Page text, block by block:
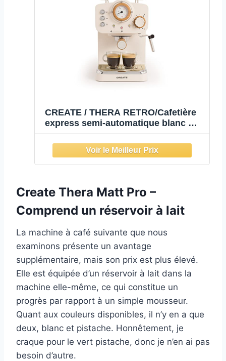
CREATE / THERA RETRO/Cafetière
express semi-automatique blanc mat
écoulement, réservoir 1,25L, café
moulu et monodose ESE 55mm,
avec steamer, 1100W
Create Thera Matt Pro –
Comprend un réservoir à lait
La machine à café suivante que nous
examinons présente un avantage
supplémentaire, mais son prix est plus élevé.
Elle est équipée d’un réservoir à lait dans la
machine elle-même, ce qui constitue un
progrès par rapport à un simple mousseur.
Quant aux couleurs disponibles, il n’y en a que
deux, blanc et pistache. Honnêtement, je
craque pour le vert pistache, donc je n’en ai pas
besoin d’autre.